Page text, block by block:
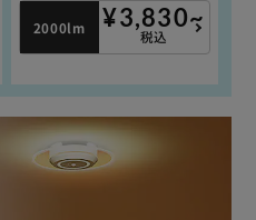
2000lm ¥3,830~
税込